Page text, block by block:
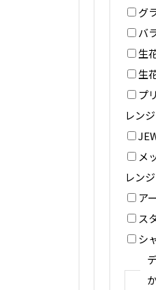
グ
バ
生
生
プ
レンジ
メ
レンジ
ア
ス
シ